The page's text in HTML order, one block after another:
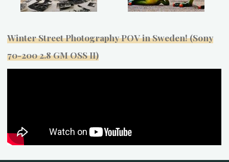
Winter Street Photography POV in Sweden! (Sony
70-200 2.8 GM OSS II)